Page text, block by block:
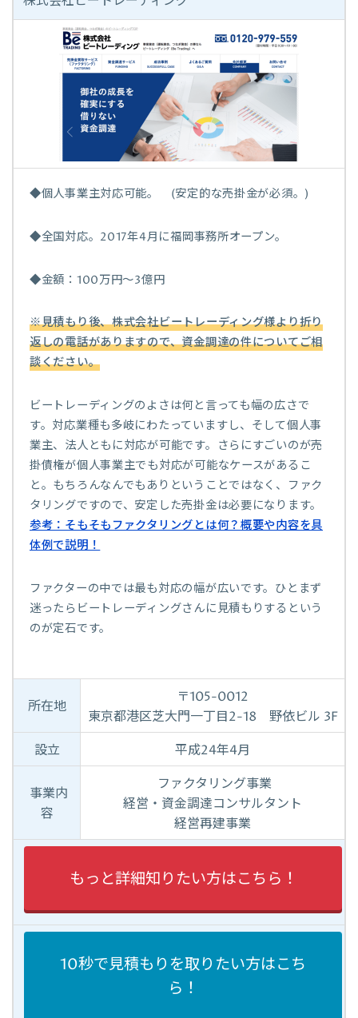
◆個人事業主対応可能。 (安定的な売掛金が必須。)
◆全国対応。2017年4月に福岡事務所オープン。
◆金額：100万円〜3億円
※見積もり後、株式会社ビートレーディング様より折り
返しの電話がありますので、資金調達の件についてご相
談ください。
ビートレーディングのよさは何と言っても幅の広さで
す。対応業種も多岐にわたっていますし、そして個人事
業主、法人ともに対応が可能です。さらにすごいのが売
掛債権が個人事業主でも対応が可能なケースがあるこ
と。もちろんなんでもありということではなく、ファク
タリングですので、安定した売掛金は必要になります。
参考：そもそもファクタリングとは何？概要や内容を具
体例で説明！
ファクターの中では最も対応の幅が広いです。ひとまず
迷ったらビートレーディングさんに見積もりするという
のが定石です。
所在地
〒105-0012
東京都港区芝大門一丁目2-18 野依ビル 3F
設立
平成24年4月
事業内
容
ファクタリング事業
経営・資金調達コンサルタント
経営再建事業
もっと詳細知りたい方はこちら！
10秒で見積もりを取りたい方はこち
ら！